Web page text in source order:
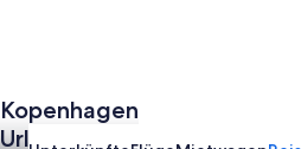
Kopenhagen
Urlaub